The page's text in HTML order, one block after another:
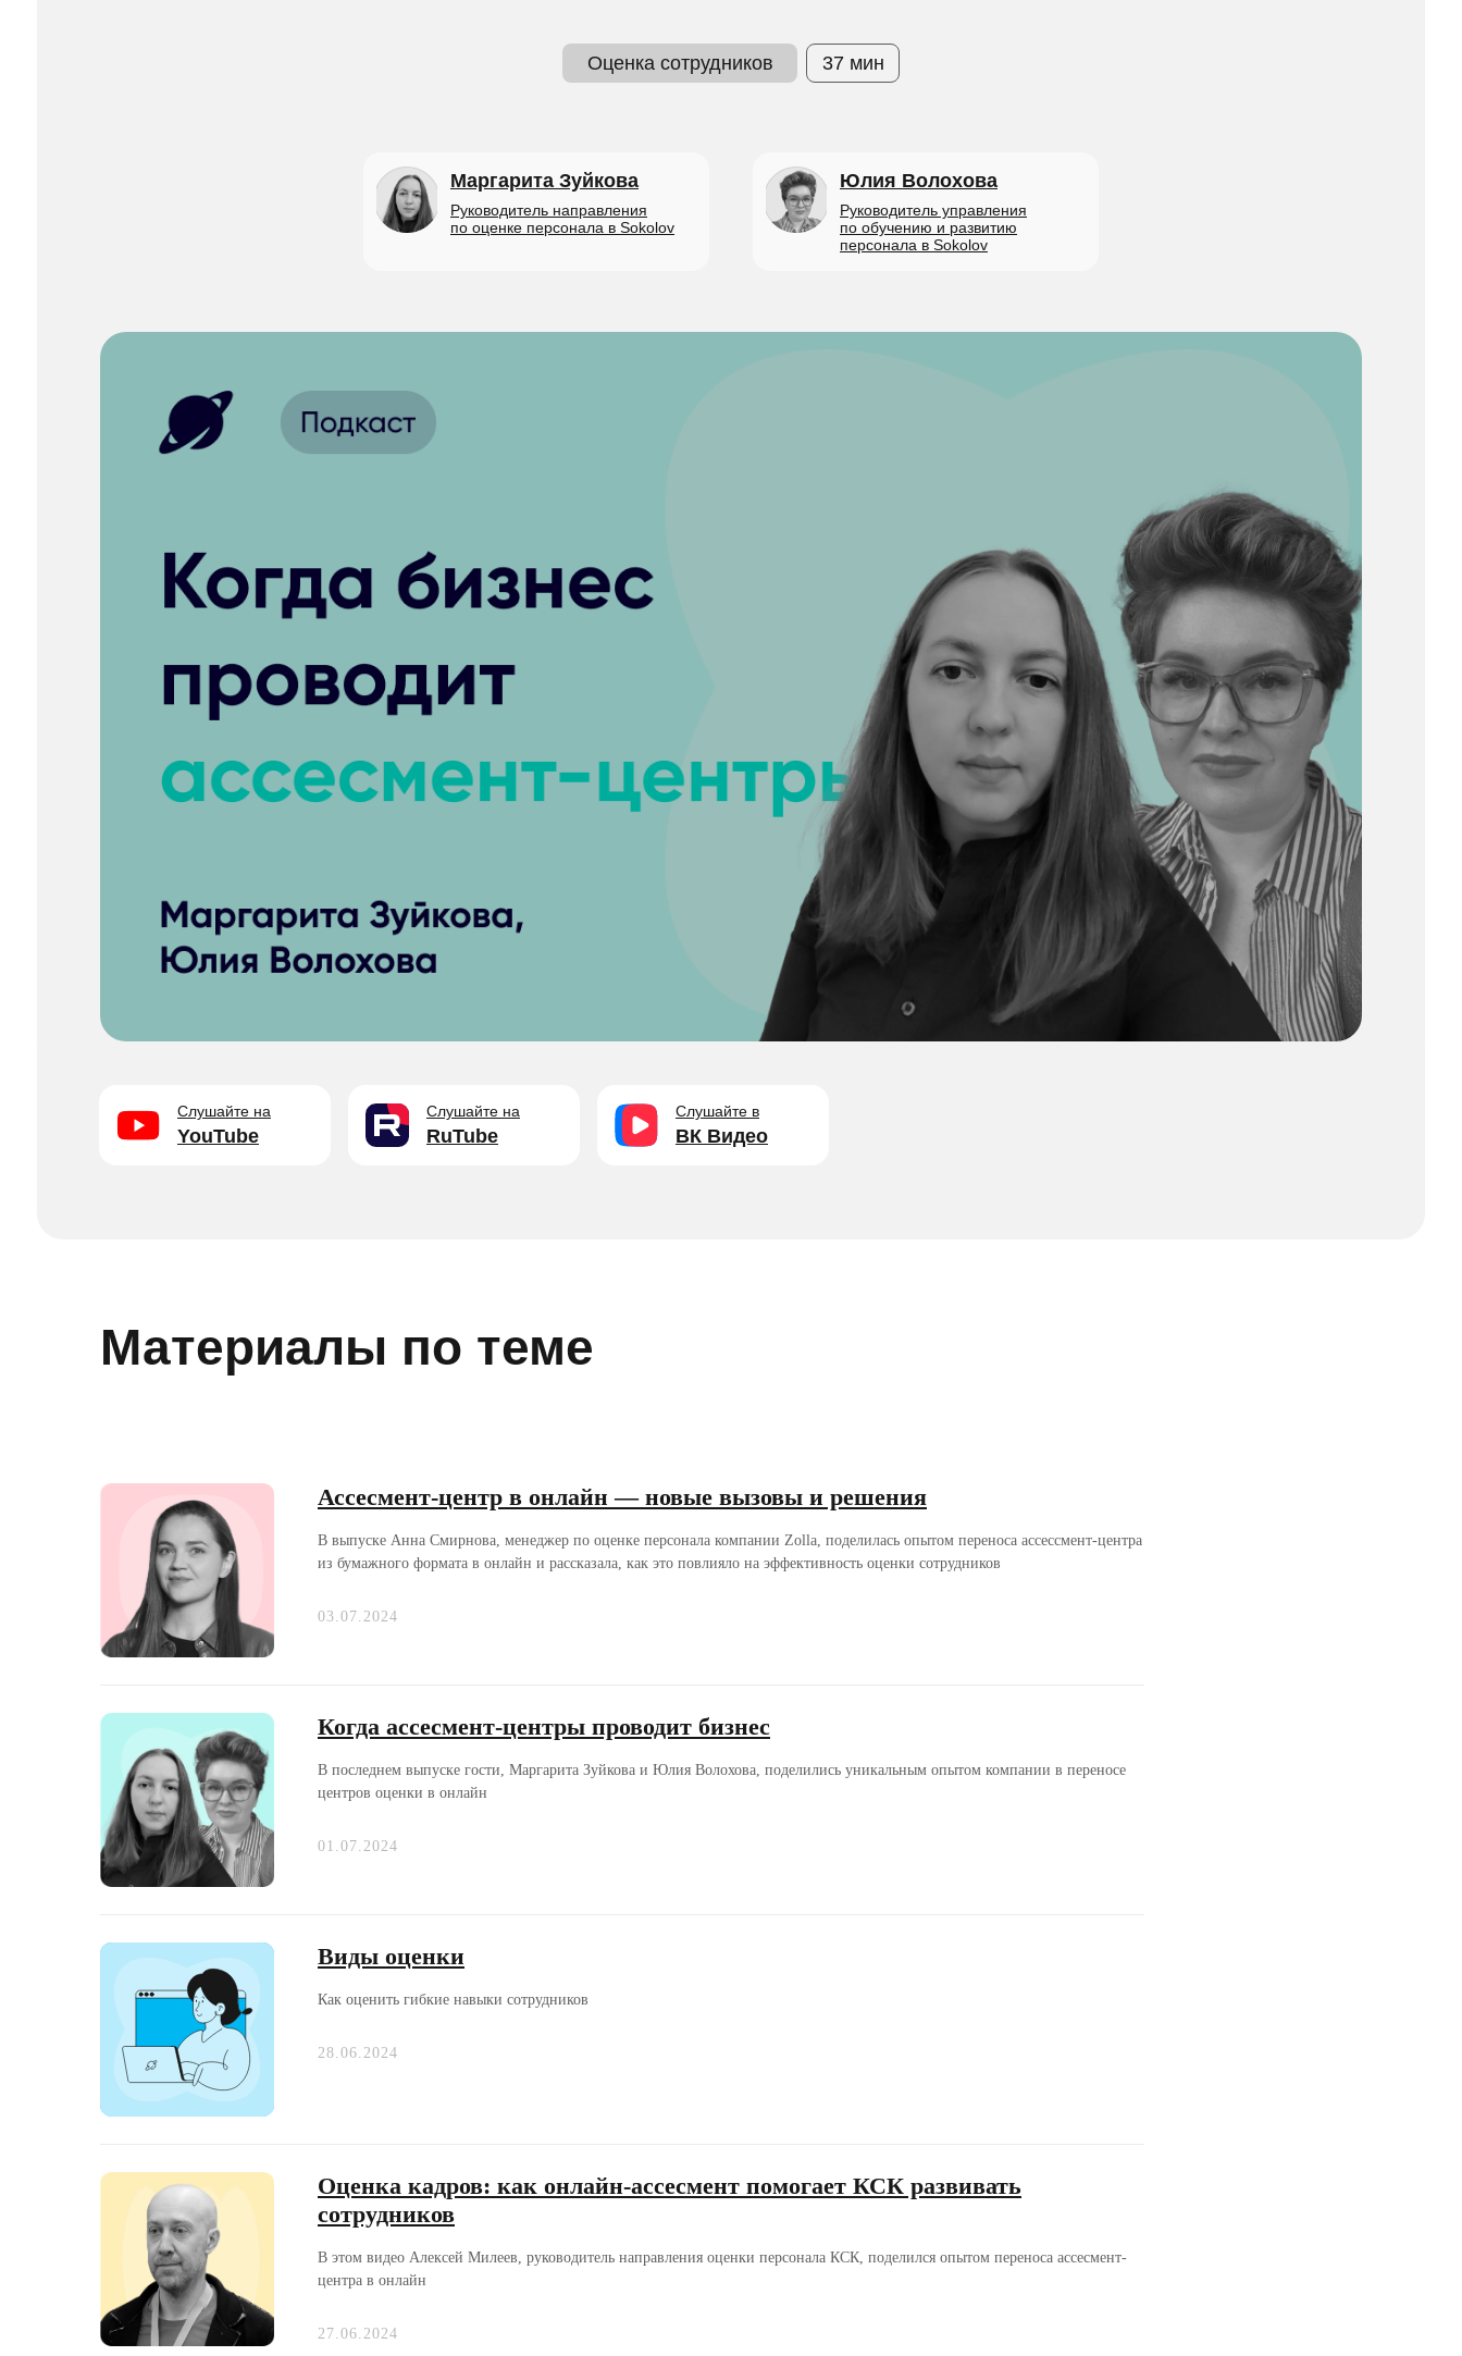
Оценка сотрудников 37 мин
Маргарита Зуйкова
Руководитель направления
по оценке персонала в Sokolov
Юлия Волохова
Руководитель управления
по обучению и развитию
персонала в Sokolov
Слушайте на
RuTube
Слушайте на
YouTube
Слушайте в
ВК Видео
Материалы по теме
Ассесмент-центр в онлайн — новые вызовы и решения
В выпуске Анна Смирнова, менеджер по оценке персонала компании Zolla, поделилась опытом переноса ассессмент-центра
из бумажного формата в онлайн и рассказала, как это повлияло на эффективность оценки сотрудников
03.07.2024
Когда ассесмент-центры проводит бизнес
В последнем выпуске гости, Маргарита Зуйкова и Юлия Волохова, поделились уникальным опытом компании в переносе
центров оценки в онлайн
01.07.2024
Виды оценки
Как оценить гибкие навыки сотрудников
28.06.2024
Оценка кадров: как онлайн-ассесмент помогает КСК развивать
сотрудников
В этом видео Алексей Милеев, руководитель направления оценки персонала КСК, поделился опытом переноса ассесмент-
центра в онлайн
27.06.2024